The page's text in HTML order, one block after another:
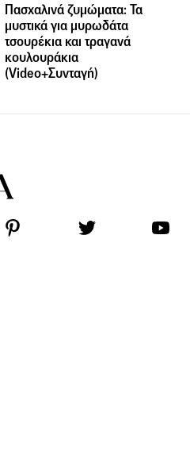
Πασχαλινά ζυμώματα: Τα
μυστικά για μυρωδάτα
τσουρέκια και τραγανά
κουλουράκια
(Video+Συνταγή)